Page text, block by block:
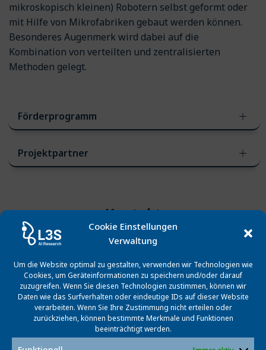
Cookie Einstellungen
Verwaltung
Um die Website optimal zu gestalten, verwenden wir Technologien wie
Cookies, um Geräteinformationen zu speichern und/oder darauf
zuzugreifen. Wenn Sie diesen Technologien zustimmen, können wir
Daten wie das Surfverhalten oder eindeutige IDs auf dieser Website
verarbeiten. Wenn Sie Ihre Zustimmung nicht erteilen oder
zurückziehen, können bestimmte Merkmale und Funktionen
beeinträchtigt werden.
mikroskopisch kleinen) Robotern selbst geformt oder
mit Hilfe von Mikrofabriken gebaut werden können.
Besonderes Augenmerk wird dabei auf die
Kombination von verteilten und zentralisierten
Methoden gelegt.
Förderprogramm
Projektpartner
Kontakt